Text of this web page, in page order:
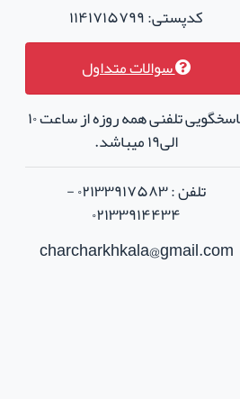
کدپستی: ۱۱۴۱۷۱۵۷۹۹
سوالات متداول
پاسخگویی تلفنی همه روزه از ساعت ۱۰
الی۱۹ میباشد.
تلفن : ۰۲۱۳۳۹۱۷۵۸۳ -
۰۲۱۳۳۹۱۴۴۳۴
charcharkhkala@gmail.com